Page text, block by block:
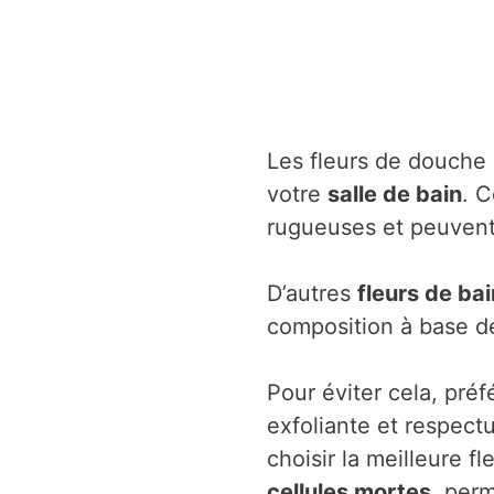
Les fleurs de douche
votre salle de bain.
rugueuses et
D’autres fleurs de
composition à base
Pour éviter cela,
exfoliante et
choisir la meilleure